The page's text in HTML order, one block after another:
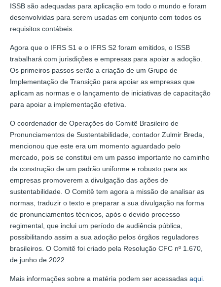
ISSB são adequadas para aplicação em todo o mundo e foram
desenvolvidas para serem usadas em conjunto com todos os
requisitos contábeis.
Agora que o IFRS S1 e o IFRS S2 foram emitidos, o ISSB
trabalhará com jurisdições e empresas para apoiar a adoção.
Os primeiros passos serão a criação de um Grupo de
Implementação de Transição para apoiar as empresas que
aplicam as normas e o lançamento de iniciativas de capacitação
para apoiar a implementação efetiva.
O coordenador de Operações do Comitê Brasileiro de
Pronunciamentos de Sustentabilidade, contador Zulmir Breda,
mencionou que este era um momento aguardado pelo
mercado, pois se constitui em um passo importante no caminho
da construção de um padrão uniforme e robusto para as
empresas promoverem a divulgação das ações de
sustentabilidade. O Comitê tem agora a missão de analisar as
normas, traduzir o texto e preparar a sua divulgação na forma
de pronunciamentos técnicos, após o devido processo
regimental, que inclui um período de audiência pública,
possibilitando assim a sua adoção pelos órgãos reguladores
brasileiros. O Comitê foi criado pela Resolução CFC nº 1.670,
de junho de 2022.
Mais informações sobre a matéria podem ser acessadas aqui